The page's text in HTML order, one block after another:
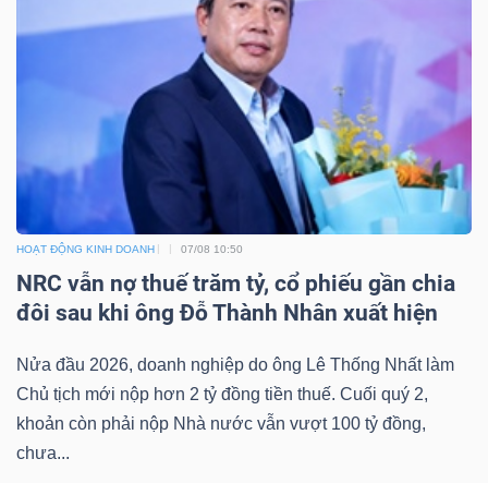
HOẠT ĐỘNG KINH DOANH 07/08 10:50
NRC vẫn nợ thuế trăm tỷ, cổ phiếu gần chia
đôi sau khi ông Đỗ Thành Nhân xuất hiện
Nửa đầu 2026, doanh nghiệp do ông Lê Thống Nhất làm
Chủ tịch mới nộp hơn 2 tỷ đồng tiền thuế. Cuối quý 2,
khoản còn phải nộp Nhà nước vẫn vượt 100 tỷ đồng,
chưa...